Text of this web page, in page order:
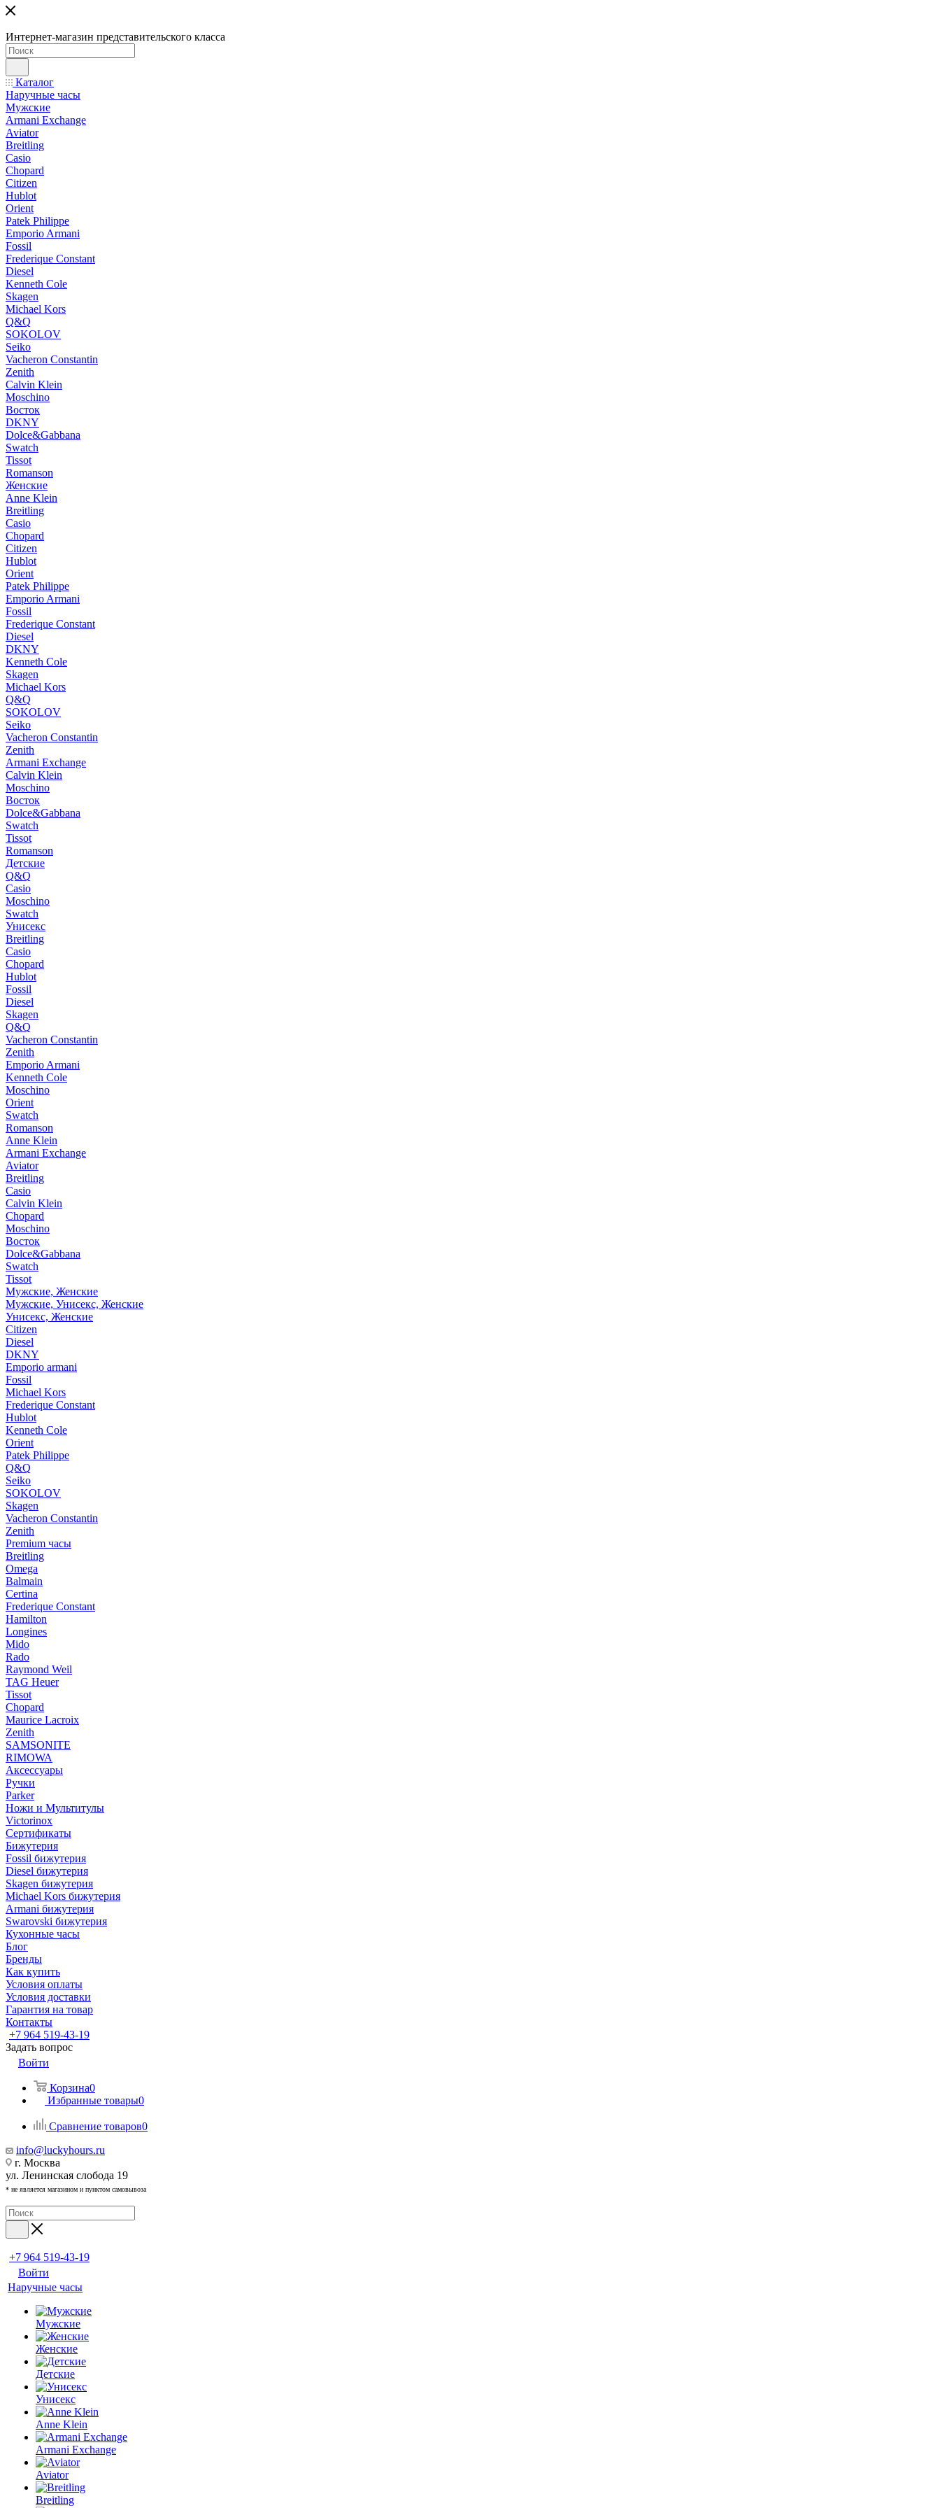
Интернет-магазин представительского класса
Каталог
Наручные часы
Мужские
Armani Exchange
Aviator
Breitling
Casio
Chopard
Citizen
Hublot
Orient
Patek Philippe
Emporio Armani
Fossil
Frederique Constant
Diesel
Kenneth Cole
Skagen
Michael Kors
Q&Q
SOKOLOV
Seiko
Vacheron Constantin
Zenith
Calvin Klein
Moschino
Восток
DKNY
Dolce&Gabbana
Swatch
Tissot
Romanson
Женские
Anne Klein
Breitling
Casio
Chopard
Citizen
Hublot
Orient
Patek Philippe
Emporio Armani
Fossil
Frederique Constant
Diesel
DKNY
Kenneth Cole
Skagen
Michael Kors
Q&Q
SOKOLOV
Seiko
Vacheron Constantin
Zenith
Armani Exchange
Calvin Klein
Moschino
Восток
Dolce&Gabbana
Swatch
Tissot
Romanson
Детские
Q&Q
Casio
Moschino
Swatch
Унисекс
Breitling
Casio
Chopard
Hublot
Fossil
Diesel
Skagen
Q&Q
Vacheron Constantin
Zenith
Emporio Armani
Kenneth Cole
Moschino
Orient
Swatch
Romanson
Anne Klein
Armani Exchange
Aviator
Breitling
Casio
Calvin Klein
Chopard
Moschino
Восток
Dolce&Gabbana
Swatch
Tissot
Мужские, Женские
Мужские, Унисекс, Женские
Унисекс, Женские
Citizen
Diesel
DKNY
Emporio armani
Fossil
Michael Kors
Frederique Constant
Hublot
Kenneth Cole
Orient
Patek Philippe
Q&Q
Seiko
SOKOLOV
Skagen
Vacheron Constantin
Zenith
Premium часы
Breitling
Omega
Balmain
Certina
Frederique Constant
Hamilton
Longines
Mido
Rado
Raymond Weil
TAG Heuer
Tissot
Chopard
Maurice Lacroix
Zenith
SAMSONITE
RIMOWA
Аксессуары
Ручки
Parker
Ножи и Мультитулы
Victorinox
Сертификаты
Бижутерия
Fossil бижутерия
Diesel бижутерия
Skagen бижутерия
Michael Kors бижутерия
Armani бижутерия
Swarovski бижутерия
Кухонные часы
Блог
Бренды
Как купить
Условия оплаты
Условия доставки
Гарантия на товар
Контакты
+7 964 519-43-19
Задать вопрос
Войти
Корзина0
Избранные товары0
Сравнение товаров0
info@luckyhours.ru
г. Москва
ул. Ленинская слобода 19
* не является магазином и пунктом самовывоза
+7 964 519-43-19
Войти
Наручные часы
Мужские
Женские
Детские
Унисекс
Anne Klein
Armani Exchange
Aviator
Breitling